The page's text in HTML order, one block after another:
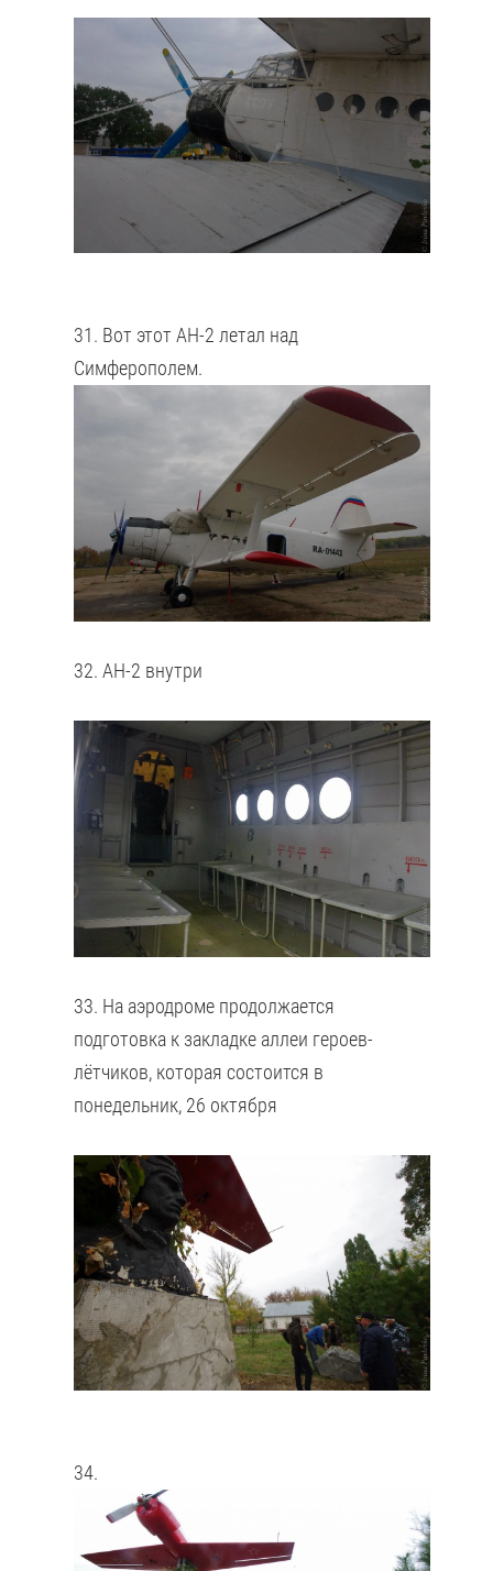
31. Вот этот АН-2 летал над
Симферополем.
32. АН-2 внутри
33. На аэродроме продолжается
подготовка к закладке аллеи героев-
лётчиков, которая состоится в
понедельник, 26 октября
34.